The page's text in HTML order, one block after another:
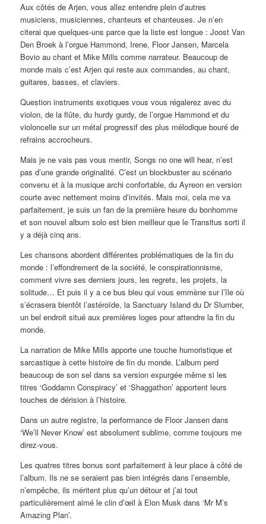
Aux côtés de Arjen, vous allez entendre plein d’autres
musiciens, musiciennes, chanteurs et chanteuses. Je n’en
citerai que quelques-uns parce que la liste est longue : Joost Van
Den Broek à l’orgue Hammond, Irene, Floor Jansen, Marcela
Bovio au chant et Mike Mills comme narrateur. Beaucoup de
monde mais c’est Arjen qui reste aux commandes, au chant,
guitares, basses, et claviers.
Question instruments exotiques vous vous régalerez avec du
violon, de la flûte, du hurdy gurdy, de l’orgue Hammond et du
violoncelle sur un métal progressif des plus mélodique bouré de
refrains accrocheurs.
Mais je ne vais pas vous mentir, Songs no one will hear, n’est
pas d’une grande originalité. C’est un blockbuster au scénario
convenu et à la musique archi confortable, du Ayreon en version
courte avec nettement moins d’invités. Mais moi, cela me va
parfaitement, je suis un fan de la première heure du bonhomme
et son nouvel album solo est bien meilleur que le Transitus sorti il
y a déjà cinq ans.
Les chansons abordent différentes problématiques de la fin du
monde : l’effondrement de la société, le conspirationnisme,
comment vivre ses derniers jours, les regrets, les projets, la
solitude… Et puis il y a ce bus bleu qui vous emmène sur l’île où
s’écrasera bientôt l’astéroïde, la Sanctuary Island du Dr Slumber,
un bel endroit situé aux premières loges pour attendre la fin du
monde.
La narration de Mike Mills apporte une touche humoristique et
sarcastique à cette histoire de fin du monde. L’album perd
beaucoup de son sel dans sa version expurgée même si les
titres ‘Goddamn Conspiracy’ et ‘Shaggathon’ apportent leurs
touches de dérision à l’histoire.
Dans un autre registre, la performance de Floor Jansen dans
‘We’ll Never Know’ est absolument sublime, comme toujours me
direz-vous.
Les quatres titres bonus sont parfaitement à leur place à côté de
l’album. Ils ne se seraient pas bien intégrés dans l’ensemble,
n’empêche, ils méritent plus qu’un détour et j’ai tout
particulièrement aimé le clin d’œil à Elon Musk dans ‘Mr M’s
Amazing Plan’.